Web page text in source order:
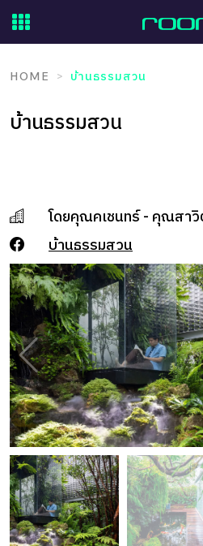
Skip
content
HOME บ้านธรรมสวน
บ้านธรรมสวน
โดยคุณคเชนทร์ - คุณสา
บ้านธรรมสวน